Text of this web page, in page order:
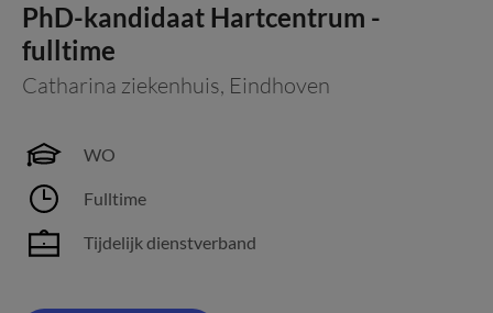
PhD-kandidaat Hartcentrum -
fulltime
Catharina ziekenhuis, Eindhoven
WO
Fulltime
Tijdelijk dienstverband